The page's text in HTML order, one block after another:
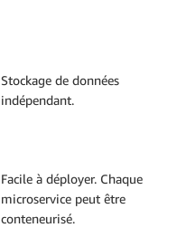
Stockage de données
indépendant.
Facile à déployer. Chaque
microservice peut être
conteneurisé.